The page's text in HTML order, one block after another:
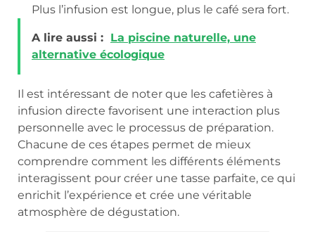
Plus l’infusion est longue, plus le café sera fort.
A lire aussi : La piscine naturelle, une
alternative écologique
Il est intéressant de noter que les cafetières à
infusion directe favorisent une interaction plus
personnelle avec le processus de préparation.
Chacune de ces étapes permet de mieux
comprendre comment les différents éléments
interagissent pour créer une tasse parfaite, ce qui
enrichit l’expérience et crée une véritable
atmosphère de dégustation.